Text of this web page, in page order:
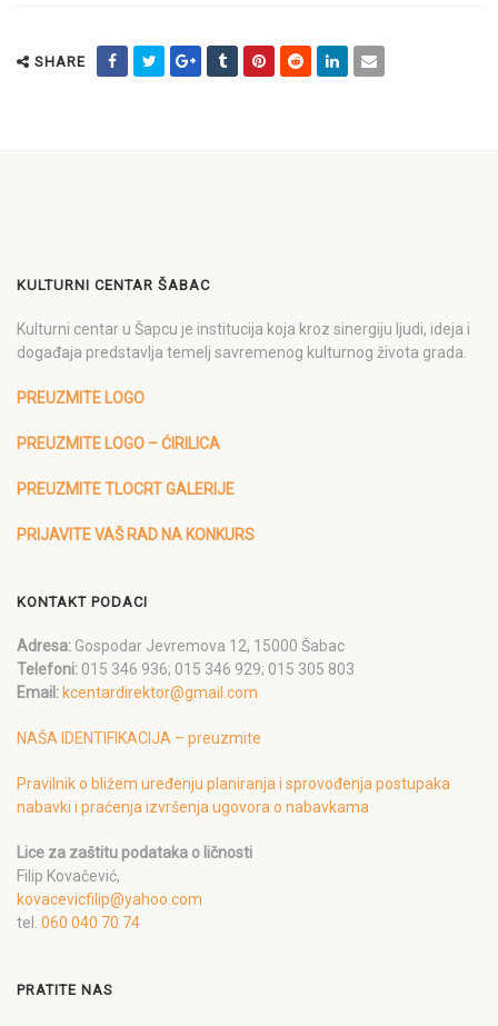
SHARE
KULTURNI CENTAR ŠABAC
Kulturni centar u Šapcu je institucija koja kroz sinergiju ljudi, ideja i
događaja predstavlja temelj savremenog kulturnog života grada.
PREUZMITE LOGO
PREUZMITE LOGO – ĆIRILICA
PREUZMITE TLOCRT GALERIJE
PRIJAVITE VAŠ RAD NA KONKURS
KONTAKT PODACI
Adresa: Gospodar Jevremova 12, 15000 Šabac
Telefoni: 015 346 936; 015 346 929; 015 305 803
Email: kcentardirektor@gmail.com
NAŠA IDENTIFIKACIJA – preuzmite
Pravilnik o bližem uređenju planiranja i sprovođenja postupaka
nabavki i praćenja izvršenja ugovora o nabavkama
Lice za zaštitu podataka o ličnosti
Filip Kovačević,
kovacevicfilip@yahoo.com
tel. 060 040 70 74
PRATITE NAS